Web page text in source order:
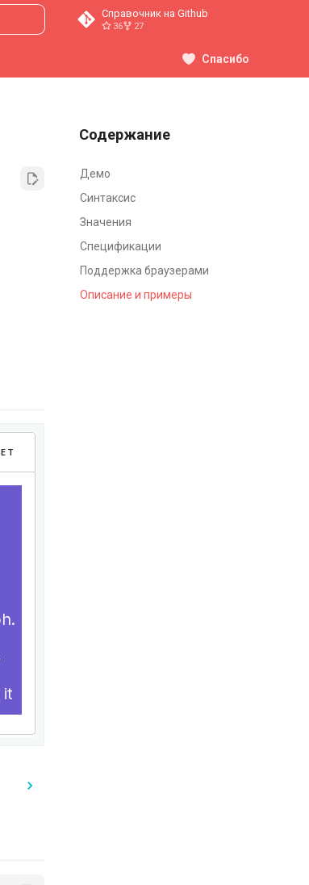
Справочник на Github
36 27
Спасибо
Содержание
Демо
Синтаксис
Значения
Спецификации
Поддержка браузерами
Описание и примеры